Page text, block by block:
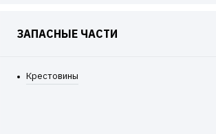
ВАЛЫ
ЗАПАСНЫЕ ЧАСТИ
Крестовины